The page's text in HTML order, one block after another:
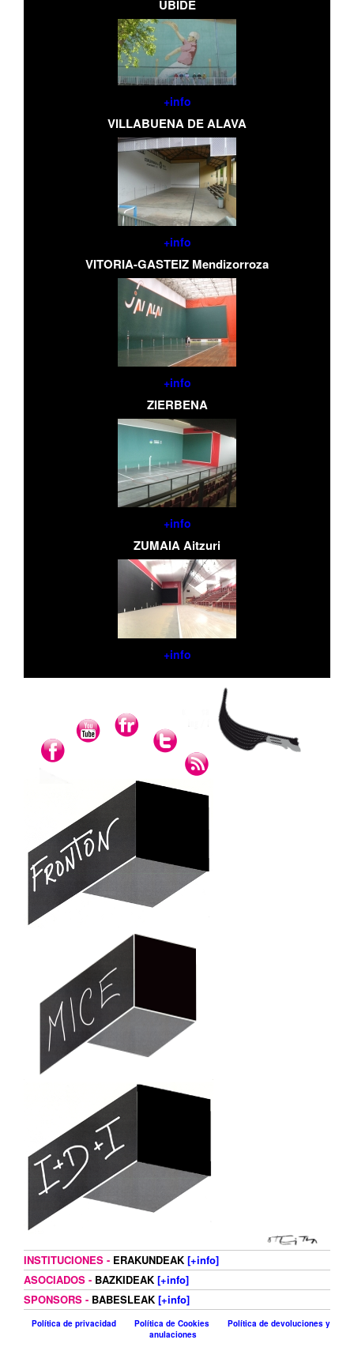
UBIDE
+info
VILLABUENA DE ALAVA
+info
VITORIA-GASTEIZ Mendizorroza
+info
ZIERBENA
+info
ZUMAIA Aitzuri
+info
INSTITUCIONES - ERAKUNDEAK [+info]
ASOCIADOS - BAZKIDEAK [+info]
SPONSORS - BABESLEAK [+info]
Política de privacidad Política de Cookies
Política de devoluciones y
anulaciones